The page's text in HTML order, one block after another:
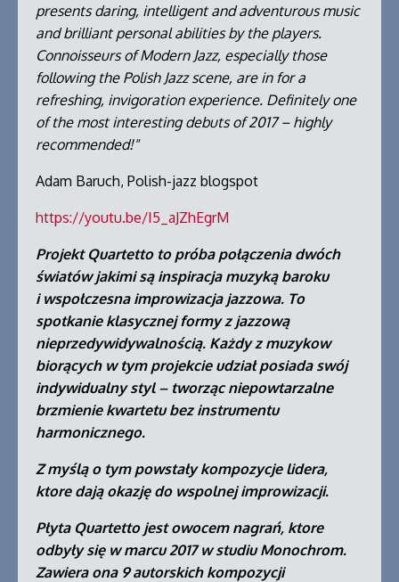
presents daring, intelligent and adventurous music
and brilliant personal abilities by the players.
Connoisseurs of Modern Jazz, especially those
following the Polish Jazz scene, are in for a
refreshing, invigoration experience. Definitely one
of the most interesting debuts of 2017 – highly
recommended!"
Adam Baruch, Polish-jazz blogspot
https://youtu.be/I5_aJZhEgrM
Projekt Quartetto to próba połączenia dwóch
światów jakimi są inspiracja muzyką baroku
i wspołczesna improwizacja jazzowa. To
spotkanie klasycznej formy z jazzową
nieprzedywidywalnością. Każdy z muzykow
biorących w tym projekcie udział posiada swój
indywidualny styl – tworząc niepowtarzalne
brzmienie kwartetu bez instrumentu
harmonicznego.
Z myślą o tym powstały kompozycje lidera,
ktore dają okazję do wspolnej improwizacji.
Płyta Quartetto jest owocem nagrań, ktore
odbyły się w marcu 2017 w studiu Monochrom.
Zawiera ona 9 autorskich kompozycji